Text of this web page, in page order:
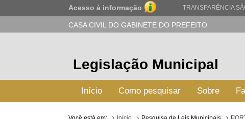
Acesso à informação TRANSPARÊNCIA
CASA CIVIL DO GABINETE DO PREFEITO
Legislação Municipal
Início Como pesquisar Sobre